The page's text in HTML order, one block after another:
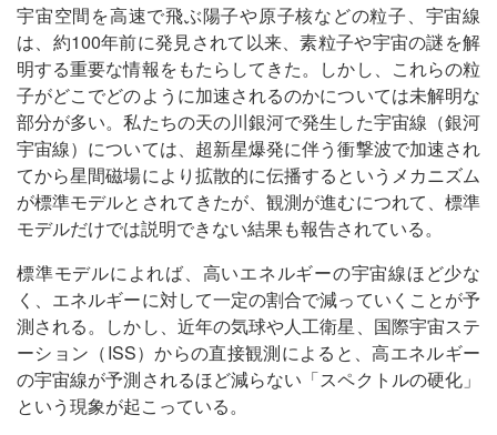
宇宙空間を高速で飛ぶ陽子や原子核などの粒子、宇宙線
は、約100年前に発見されて以来、素粒子や宇宙の謎を解
明する重要な情報をもたらしてきた。しかし、これらの粒
子がどこでどのように加速されるのかについては未解明な
部分が多い。私たちの天の川銀河で発生した宇宙線（銀河
宇宙線）については、超新星爆発に伴う衝撃波で加速され
てから星間磁場により拡散的に伝播するというメカニズム
が標準モデルとされてきたが、観測が進むにつれて、標準
モデルだけでは説明できない結果も報告されている。
標準モデルによれば、高いエネルギーの宇宙線ほど少な
く、エネルギーに対して一定の割合で減っていくことが予
測される。しかし、近年の気球や人工衛星、国際宇宙ステ
ーション（ISS）からの直接観測によると、高エネルギー
の宇宙線が予測されるほど減らない「スペクトルの硬化」
という現象が起こっている。